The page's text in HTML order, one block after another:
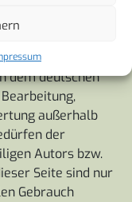
Inhalte und
dem deutschen
außerhalb
der
Autors bzw.
Seite sind nur
Gebrauch